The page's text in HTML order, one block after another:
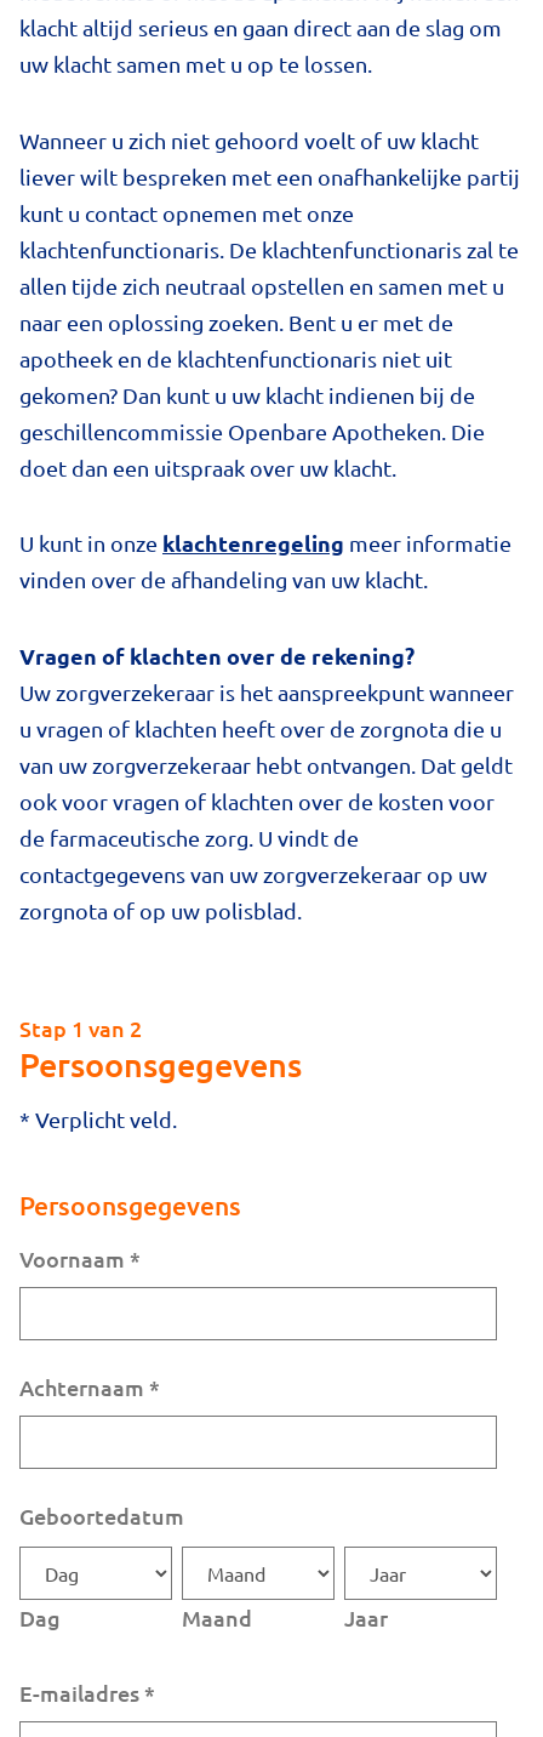
klacht altijd serieus en gaan direct aan de slag om
uw klacht samen met u op te lossen.
Wanneer u zich niet gehoord voelt of uw klacht
liever wilt bespreken met een onafhankelijke partij
kunt u contact opnemen met onze
klachtenfunctionaris. De klachtenfunctionaris zal te
allen tijde zich neutraal opstellen en samen met u
naar een oplossing zoeken. Bent u er met de
apotheek en de klachtenfunctionaris niet uit
gekomen? Dan kunt u uw klacht indienen bij de
geschillencommissie Openbare Apotheken. Die
doet dan een uitspraak over uw klacht.
U kunt in onze klachtenregeling meer informatie
vinden over de afhandeling van uw klacht.
Vragen of klachten over de rekening?
Uw zorgverzekeraar is het aanspreekpunt wanneer
u vragen of klachten heeft over de zorgnota die u
van uw zorgverzekeraar hebt ontvangen. Dat geldt
ook voor vragen of klachten over de kosten voor
de farmaceutische zorg. U vindt de
contactgegevens van uw zorgverzekeraar op uw
zorgnota of op uw polisblad.
Stap 1 van 2
Persoonsgegevens
* Verplicht veld.
Persoonsgegevens
Voornaam *
Achternaam *
Geboortedatum
Dag Maand Jaar
E-mailadres*